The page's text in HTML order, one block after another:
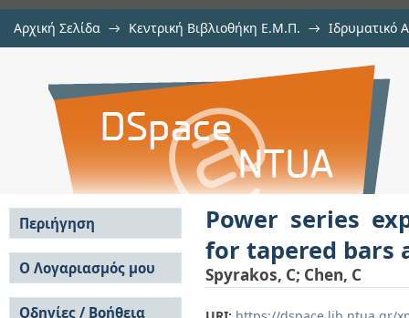
Αρχική Σελίδα → Κεντρική Βιβλιοθήκη Ε.Μ.Π. → Ιδρυματικό
Power series expansions of
shafts
Power series
for tapered bars
Spyrakos, C; Chen, C
Περιήγηση
Σε όλο το DSpace
Κοινότητες & Συλλογές
Ανά Ημερομηνία
Ο Λογαριασμός μου
Σύνδεση
Εγγραφή
Οδηγίες / Βοήθεια